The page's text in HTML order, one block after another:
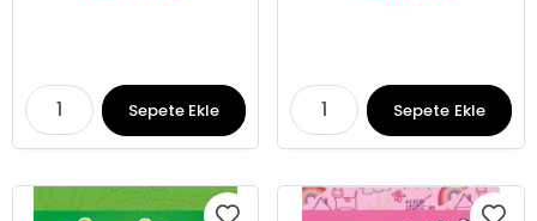
Sepete Ekle Sepete Ekle